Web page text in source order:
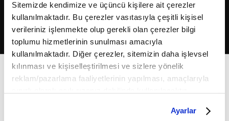
Sitemizde kendimize ve üçüncü kişilere ait çerezler
kullanılmaktadır. Bu çerezler vasıtasıyla çeşitli kişisel
verileriniz işlenmekte olup gerekli olan çerezler bilgi
toplumu hizmetlerinin sunulması amacıyla
kullanılmaktadır. Diğer çerezler, sitemizin daha işlevsel
kılınması ve kişiselleştirilmesi ve sizlere yönelik
reklam/pazarlama faaliyetlerinin yapılması, amaçlarıyla
belirleyebilirsiniz. Çerezlere ilişkin detaylı bilgi için
Ayarlar
2026Fikriyat. Tüm hakları saklıdır.